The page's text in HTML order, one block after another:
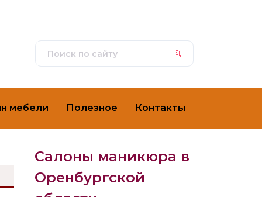
мебели Полезное Контакты
Салоны маникюра в
Оренбургской